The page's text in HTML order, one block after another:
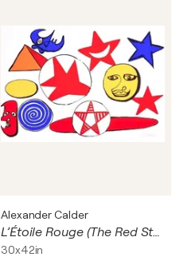
Alexander Calder
L’Étoile Rouge (The Red Star)
30x42in